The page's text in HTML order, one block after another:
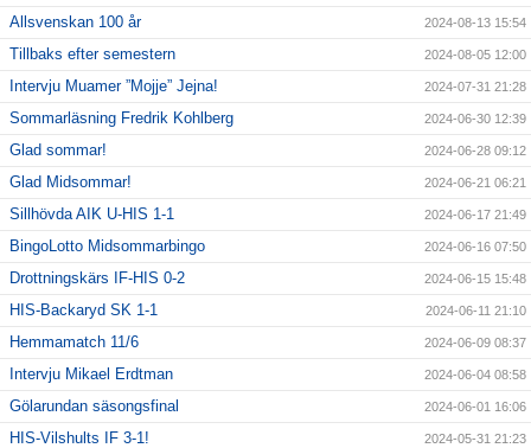
Allsvenskan 100 år 2024-08-13 15:54
Tillbaks efter semestern 2024-08-05 12:00
Intervju Muamer ”Mojje” Jejna! 2024-07-31 21:28
Sommarläsning Fredrik Kohlberg 2024-06-30 12:39
Glad sommar! 2024-06-28 09:12
Glad Midsommar! 2024-06-21 06:21
Sillhövda AIK U-HIS 1-1 2024-06-17 21:49
BingoLotto Midsommarbingo 2024-06-16 07:50
Drottningskärs IF-HIS 0-2 2024-06-15 15:48
HIS-Backaryd SK 1-1 2024-06-11 21:10
Hemmamatch 11/6 2024-06-09 08:37
Intervju Mikael Erdtman 2024-06-04 08:58
Gölarundan säsongsfinal 2024-06-01 16:06
HIS-Vilshults IF 3-1! 2024-05-31 21:23